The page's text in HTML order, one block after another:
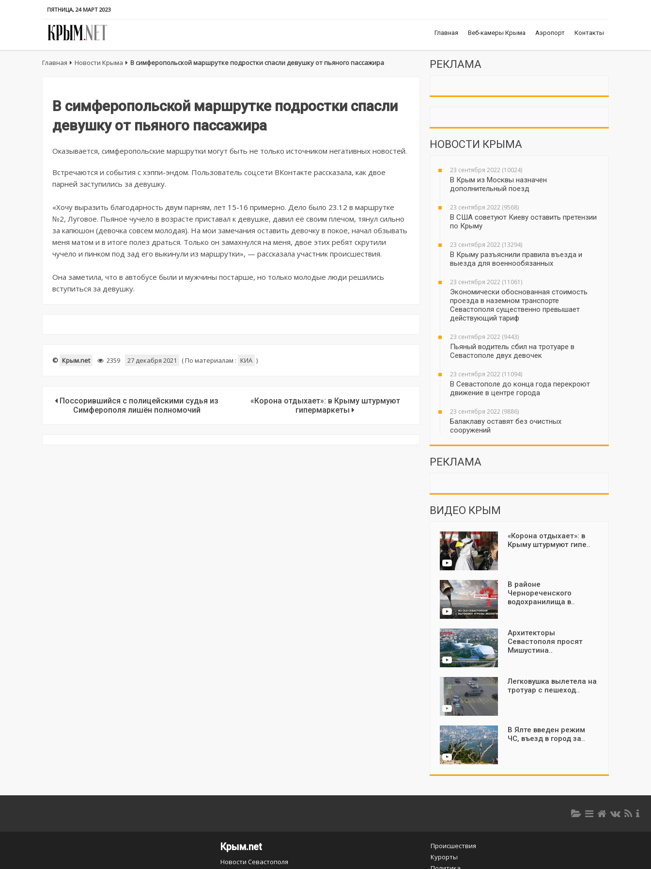
ПЯТНИЦА, 24 МАРТ 2023
Главная Веб-камеры Крыма Аэропорт Контакты
Главная Новости Крыма В симферопольской маршрутке подростки спасли девушку от пьяного пассажира
В симферопольской маршрутке подростки спасли
девушку от пьяного пассажира
Оказывается, симферопольские маршрутки могут быть не только источником негативных новостей.
Встречаются и события с хэппи-эндом. Пользователь соцсети ВКонтакте рассказала, как двое
парней заступились за девушку.
«Хочу выразить благодарность двум парням, лет 15-16 примерно. Дело было 23.12 в маршрутке
№2, Луговое. Пьяное чучело в возрасте приставал к девушке, давил её своим плечом, тянул сильно
за капюшон (девочка совсем молодая). На мои замечания оставить девочку в покое, начал обзывать
меня матом и в итоге полез драться. Только он замахнулся на меня, двое этих ребят скрутили
чучело и пинком под зад его выкинули из маршрутки», — рассказала участник происшествия.
Она заметила, что в автобусе были и мужчины постарше, но только молодые люди решились
вступиться за девушку.
© Крым.net 2359 27 декабря 2021 (По материалам : КИА )
Поссорившийся с полицейскими судья из
Симферополя лишён полномочий
«Корона отдыхает»: в Крыму штурмуют
гипермаркеты
РЕКЛАМА
НОВОСТИ КРЫМА
23 сентября 2022 (10024)
В Крым из Москвы назначен
дополнительный поезд
23 сентября 2022 (9568)
В США советуют Киеву оставить претензии
по Крыму
23 сентября 2022 (13294)
В Крыму разъяснили правила въезда и
выезда для военнообязанных
23 сентября 2022 (11061)
Экономически обоснованная стоимость
проезда в наземном транспорте
Севастополя существенно превышает
действующий тариф
23 сентября 2022 (9443)
Пьяный водитель сбил на тротуаре в
Севастополе двух девочек
23 сентября 2022 (11094)
В Севастополе до конца года перекроют
движение в центре города
23 сентября 2022 (9886)
Балаклаву оставят без очистных
сооружений
РЕКЛАМА
ВИДЕО КРЫМ
«Корона отдыхает»: в
Крыму штурмуют гипе..
В районе
Чернореченского
водохранилища в..
Архитекторы
Севастополя просят
Мишустина..
Легковушка вылетела на
тротуар с пешеход..
В Ялте введен режим
ЧС, въезд в город за..
Крым.net
Новости Севастополя
Происшествия
Курорты